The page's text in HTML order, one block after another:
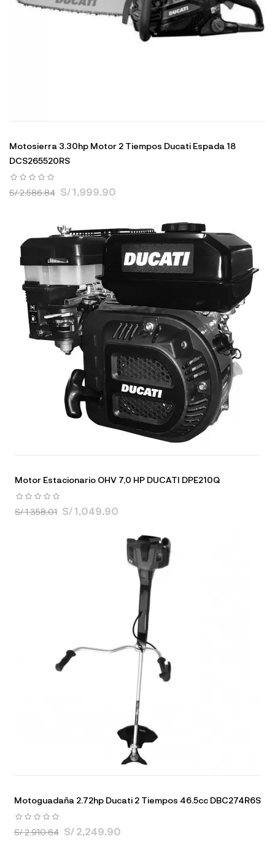
Motosierra 3.30hp Motor 2 Tiempos Ducati Espada 18
DCS265520RS
S/ 2,586.84 S/ 1,999.90
Motor Estacionario OHV 7,0 HP DUCATI DPE210Q
S/ 1,358.01 S/ 1,049.90
Motoguadaña 2.72hp Ducati 2 Tiempos 46.5cc DBC274R6S
S/ 2,910.64 S/ 2,249.90